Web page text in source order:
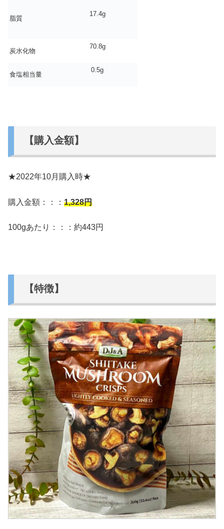
脂質
17.4g
炭水化物
70.8g
食塩相当量
0.5g
【購入金額】
★2022年10月購入時★
購入金額：：： 1,328円
100gあたり：：：約443円
【特徴】